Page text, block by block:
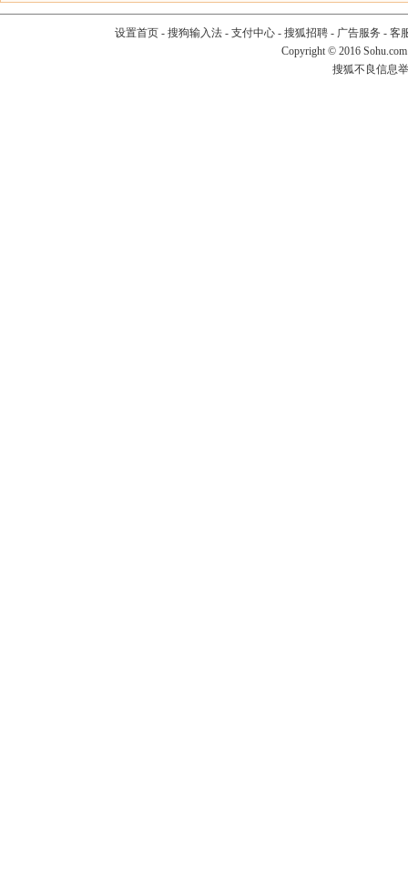
设置首页- 搜狗输入法- 支付中心- 搜狐招聘- 广告服务 - 客
Copyright © 2016
搜狐不良信息